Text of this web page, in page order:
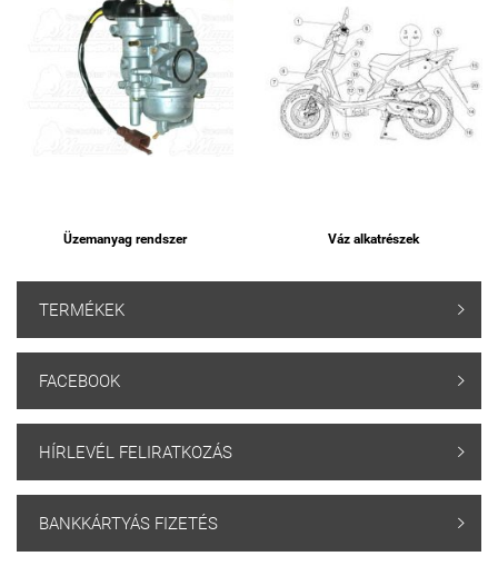
Üzemanyag rendszer Váz alkatrészek
TERMÉKEK 
FACEBOOK 
HÍRLEVÉL FELIRATKOZÁS 
BANKKÁRTYÁS FIZETÉS 